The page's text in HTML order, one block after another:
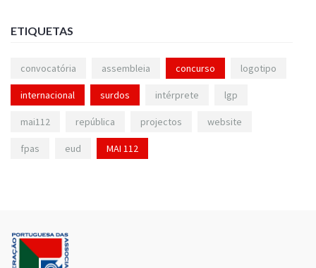
ETIQUETAS
convocatória assembleia concurso logotipo
internacional surdos intérprete lgp
mai112 república projectos website
fpas eud MAI 112